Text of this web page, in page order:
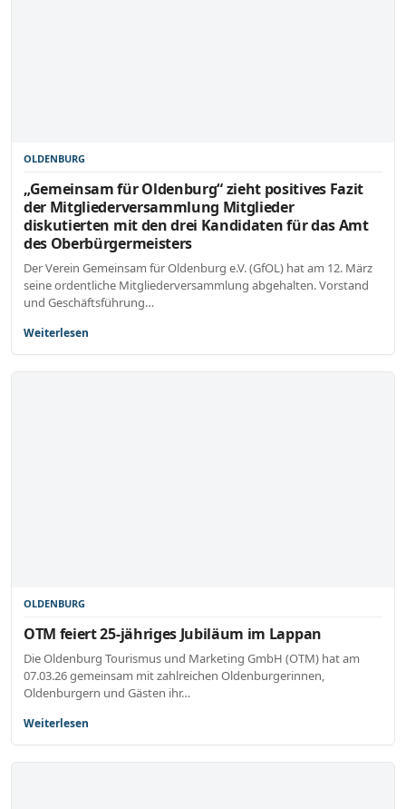
OLDENBURG
„Gemeinsam für Oldenburg“ zieht positives Fazit
der Mitgliederversammlung Mitglieder
diskutierten mit den drei Kandidaten für das Amt
des Oberbürgermeisters
Der Verein Gemeinsam für Oldenburg e.V. (GfOL) hat am 12. März
seine ordentliche Mitgliederversammlung abgehalten. Vorstand
und Geschäftsführung…
Weiterlesen
OLDENBURG
OTM feiert 25-jähriges Jubiläum im Lappan
Die Oldenburg Tourismus und Marketing GmbH (OTM) hat am
07.03.26 gemeinsam mit zahlreichen Oldenburgerinnen,
Oldenburgern und Gästen ihr…
Weiterlesen